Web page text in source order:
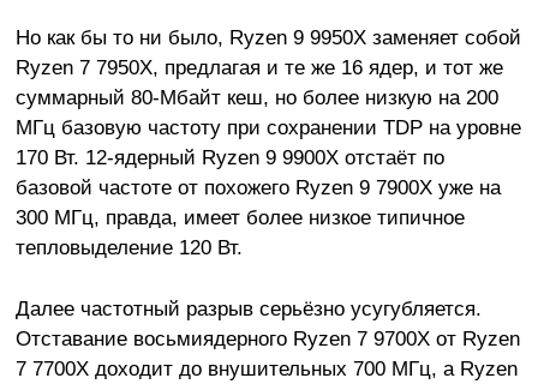
Но как бы то ни было, Ryzen 9 9950X заменяет собой
Ryzen 7 7950X, предлагая и те же 16 ядер, и тот же
суммарный 80-Мбайт кеш, но более низкую на 200
МГц базовую частоту при сохранении TDP на уровне
170 Вт. 12-ядерный Ryzen 9 9900X отстаёт по
базовой частоте от похожего Ryzen 9 7900X уже на
300 МГц, правда, имеет более низкое типичное
тепловыделение 120 Вт.
Далее частотный разрыв серьёзно усугубляется.
Отставание восьмиядерного Ryzen 7 9700X от Ryzen
7 7700X доходит до внушительных 700 МГц, а Ryzen